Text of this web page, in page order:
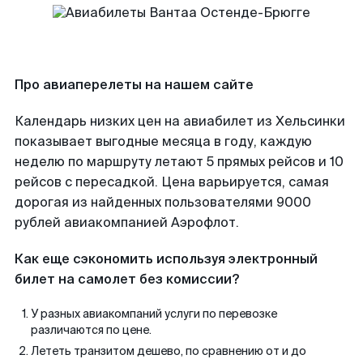
Про авиаперелеты на нашем сайте
Календарь низких цен на авиабилет из Хельсинки
показывает выгодные месяца в году, каждую
неделю по маршруту летают 5 прямых рейсов и 10
рейсов с пересадкой. Цена варьируется, самая
дорогая из найденных пользователями 9000
рублей авиакомпанией Аэрофлот.
Как еще сэкономить используя электронный
билет на самолет без комиссии?
У разных авиакомпаний услуги по перевозке
различаются по цене.
Лететь транзитом дешево, по сравнению от и до